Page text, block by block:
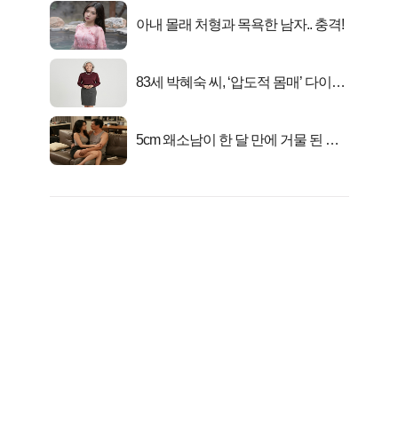
아내 몰래 처형과 목욕한 남자.. 충격!
83세 박혜숙 씨, ‘압도적 몸매’ 다이어
5cm 왜소남이 한 달 만에 거물 된 사